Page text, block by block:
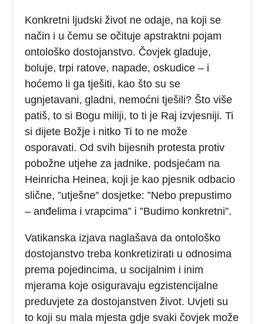
Konkretni ljudski život ne odaje, na koji se
način i u čemu se očituje apstraktni pojam
ontološko dostojanstvo. Čovjek gladuje,
boluje, trpi ratove, napade, oskudice – i
hoćemo li ga tješiti, kao što su se
ugnjetavani, gladni, nemoćni tješili? Što više
patiš, to si Bogu miliji, to ti je Raj izvjesniji. Ti
si dijete Božje i nitko Ti to ne može
osporavati. Od svih bijesnih protesta protiv
pobožne utjehe za jadnike, podsjećam na
Heinricha Heinea, koji je kao pjesnik odbacio
slične, ”utješne” dosjetke: ”Nebo prepustimo
– anđelima i vrapcima” i ”Budimo konkretni”.
Vatikanska izjava naglašava da ontološko
dostojanstvo treba konkretizirati u odnosima
prema pojedincima, u socijalnim i inim
mjerama koje osiguravaju egzistencijalne
preduvjete za dostojanstven život. Uvjeti su
to koji su mala mjesta gdje svaki čovjek može